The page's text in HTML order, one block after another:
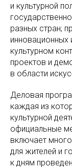
и культурной
разных стран;
культурном
проектов и
в области
Деловая
каждая из
культурной
официальные
включает
для жителей и
к дням